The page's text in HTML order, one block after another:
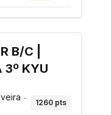
B/C |
3º KYU
-
1260 pts